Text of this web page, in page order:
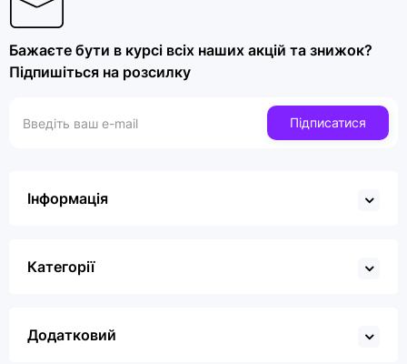
Бажаєте бути в курсі всіх наших акцій та знижок?
Підпишіться на розсилку
Підписатися
Інформація
Категорії
Додатковий